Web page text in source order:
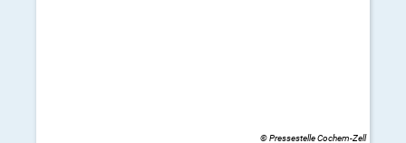
© Pressestelle Cochem-Zell